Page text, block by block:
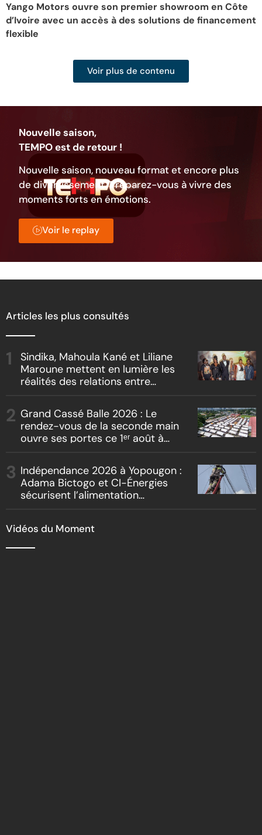
Yango Motors ouvre son premier showroom en Côte
d’Ivoire avec un accès à des solutions de financement
flexible
Voir plus de contenu
Nouvelle saison,
TEMPO est de retour !
Nouvelle saison, nouveau format et encore plus
de divertissement. Préparez-vous à vivre des
moments forts en émotions.
Voir le replay
Articles les plus consultés
Sindika, Mahoula Kané et Liliane
Maroune mettent en lumière les
réalités des relations entre
Grand Cassé Balle 2026 : Le
rendez-vous de la seconde main
ouvre ses portes ce 1ᵉʳ août à
Indépendance 2026 à Yopougon :
Adama Bictogo et CI-Énergies
sécurisent l’alimentation
Vidéos du Moment